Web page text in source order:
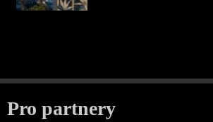
Pro partnery